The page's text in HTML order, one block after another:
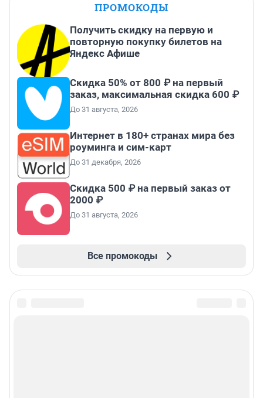
ПРОМОКОДЫ
Получить скидку на первую и
повторную покупку билетов на
Яндекс Афише
Скидка 50% от 800 ₽ на первый
заказ, максимальная скидка 600 ₽
До 31 августа, 2026
Интернет в 180+ странах мира без
роуминга и сим-карт
До 31 декабря, 2026
Скидка 500 ₽ на первый заказ от
2000 ₽
До 31 августа, 2026
Все промокоды